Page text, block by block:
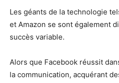
Les géants de la technologie
et Amazon se sont également
succès variable.
Alors que Facebook réussit
la communication, acquérant